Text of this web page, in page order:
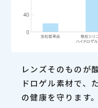
レンズそのものが
ドロゲル素材で、
の健康を守ります。